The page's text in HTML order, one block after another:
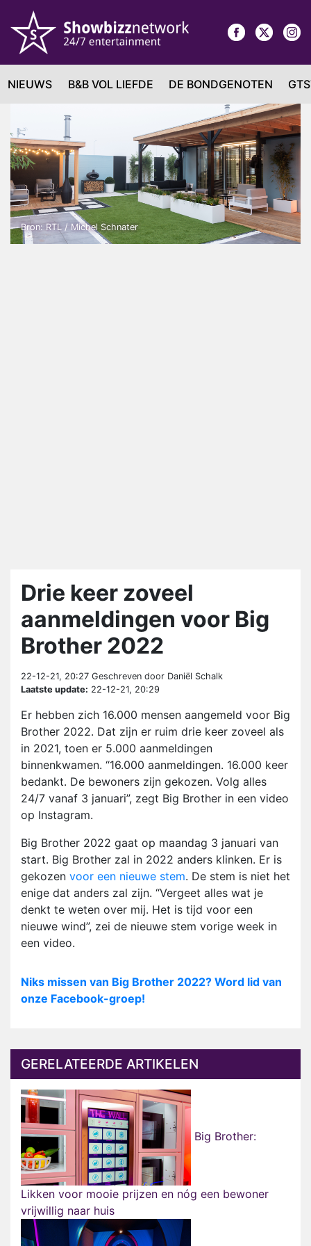
NIEUWS B&B VOL LIEFDE DE BONDGENOTEN
Bron: RTL / Michel Schnater
Drie keer zoveel
aanmeldingen voor Big
Brother 2022
22-12-21, 20:27 Geschreven door Daniël Schalk
Laatste update: 22-12-21, 20:29
Er hebben zich 16.000 mensen aangemeld voor Big
Brother 2022. Dat zijn er ruim drie keer zoveel als
in 2021, toen er 5.000 aanmeldingen
binnenkwamen. “16.000 aanmeldingen. 16.000 keer
bedankt. De bewoners zijn gekozen. Volg alles
24/7 vanaf 3 januari”, zegt Big Brother in een video
op Instagram.
Big Brother 2022 gaat op maandag 3 januari van
start. Big Brother zal in 2022 anders klinken. Er is
gekozen voor een nieuwe stem. De stem is niet het
enige dat anders zal zijn. “Vergeet alles wat je
denkt te weten over mij. Het is tijd voor een
nieuwe wind”, zei de nieuwe stem vorige week in
een video.
Niks missen van Big Brother 2022? Word lid van
onze Facebook-groep!
GERELATEERDE ARTIKELEN
Big Brother:
Likken voor mooie prijzen en nóg een bewoner
vrijwillig naar huis